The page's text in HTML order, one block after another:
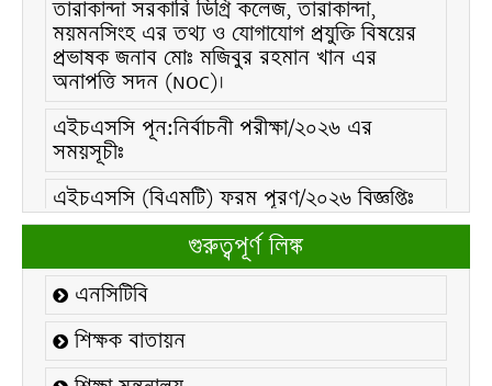
ময়মনসিংহ এর তথ্য ও যোগাযোগ প্রযুক্তি বিষয়ের
প্রভাষক জনাব মোঃ মজিবুর রহমান খান এর
অনাপত্তি সদন (NOC)।
এইচএসসি পূন:নির্বাচনী পরীক্ষা/২০২৬ এর
সময়সূচীঃ
এইচএসসি (বিএমটি) ফরম পূরণ/২০২৬ বিজ্ঞপ্তিঃ
এইচএসসি ফরম/২০২৬ পূরণ বিজ্ঞপ্তিঃ
২১ ফেব্রুয়ারি/২০২৬ ইং তারিখে “শহিদ দিবস ও
আন্তর্জাতিক মাতৃভাষা দিবস-২০২৬ উদযাপন
উপলক্ষ্যে নোটিশঃ
কলেজ বন্ধ সংক্রান্ত নোটিশঃ
গুরুত্বপূর্ণ লিঙ্ক
এনসিটিবি
শিক্ষক বাতায়ন